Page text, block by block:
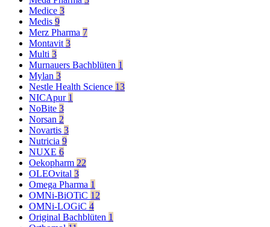
Medice 3
Medis 9
Merz Pharma 7
Montavit 3
Multi 3
Murnauers Bachblüten 1
Mylan 3
Nestle Health Science 13
NICApur 1
NoBite 3
Norsan 2
Novartis 3
Nutricia 9
NUXE 6
Oekopharm 22
OLEOvital 3
Omega Pharma 1
OMNi-BiOTiC 12
OMNi-LOGiC 4
Original Bachblüten 1